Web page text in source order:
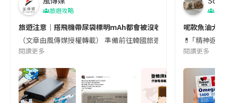
旅遊攻略
旅遊注意｜搭飛機帶尿袋標明mAh都會被沒收😱出發前切記檢查
（文章由風傳媒授權轉載） 準備前往韓國旅遊的民眾，近期要
閱讀更多
呢款魚油大
💊 ｢精神返
閱讀更多